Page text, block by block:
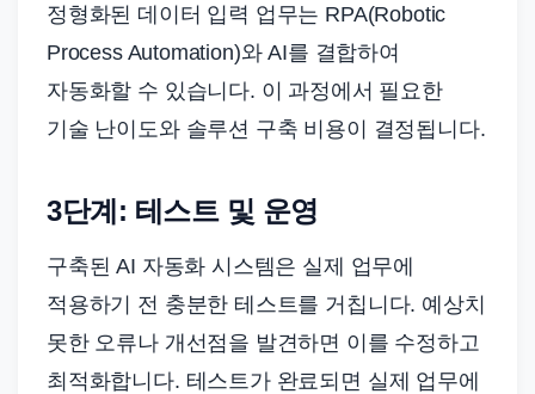
정형화된 데이터 입력 업무는 RPA(Robotic
Process Automation)와 AI를 결합하여
자동화할 수 있습니다. 이 과정에서 필요한
기술 난이도와 솔루션 구축 비용이 결정됩니다.
3단계: 테스트 및 운영
구축된 AI 자동화 시스템은 실제 업무에
적용하기 전 충분한 테스트를 거칩니다. 예상치
못한 오류나 개선점을 발견하면 이를 수정하고
최적화합니다. 테스트가 완료되면 실제 업무에